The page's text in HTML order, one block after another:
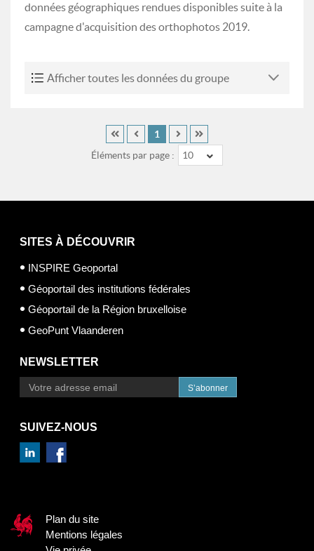
données géographiques rendues disponibles suite à la
campagne d'acquisition des orthophotos 2019.
Afficher toutes les données du groupe
Éléments par page : 10
1
SITES À DÉCOUVRIR
INSPIRE Geoportal
Géoportail des institutions fédérales
Géoportail de la Région bruxelloise
GeoPunt Vlaanderen
NEWSLETTER
S’abonner
SUIVEZ-NOUS
Plan du site
Mentions légales